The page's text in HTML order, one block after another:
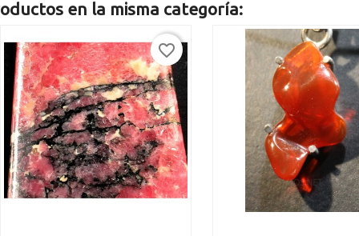
en la misma categoría:
favorite_border